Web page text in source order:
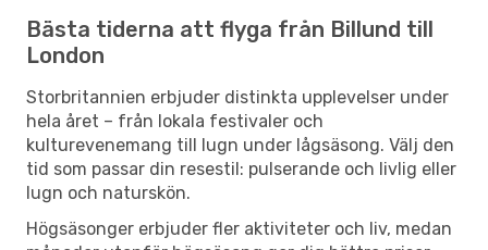
Bästa tiderna att flyga från Billund till
London
Storbritannien erbjuder distinkta upplevelser under
hela året – från lokala festivaler och
kulturevenemang till lugn under lågsäsong. Välj den
tid som passar din resestil: pulserande och livlig eller
lugn och naturskön.
Högsäsonger erbjuder fler aktiviteter och liv, medan